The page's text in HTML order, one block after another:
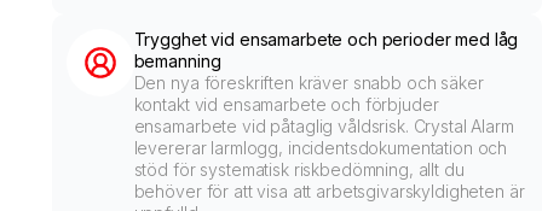
Trygghet vid ensamarbete och perioder med låg
bemanning
Den nya föreskriften kräver snabb och säker
kontakt vid ensamarbete och förbjuder
ensamarbete vid påtaglig våldsrisk. Crystal Alarm
levererar larmlogg, incidents­dokumentation och
stöd för systematisk riskbedömning, allt du
behöver för att visa att arbetsgivarskyldigheten är